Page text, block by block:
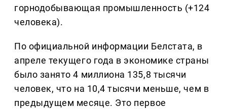
горнодобывающая промышленность (+124
человека).
По официальной информации Белстата, в
апреле текущего года в экономике страны
было занято 4 миллиона 135,8 тысячи
человек, что на 10,4 тысячи меньше, чем в
предыдущем месяце. Это первое